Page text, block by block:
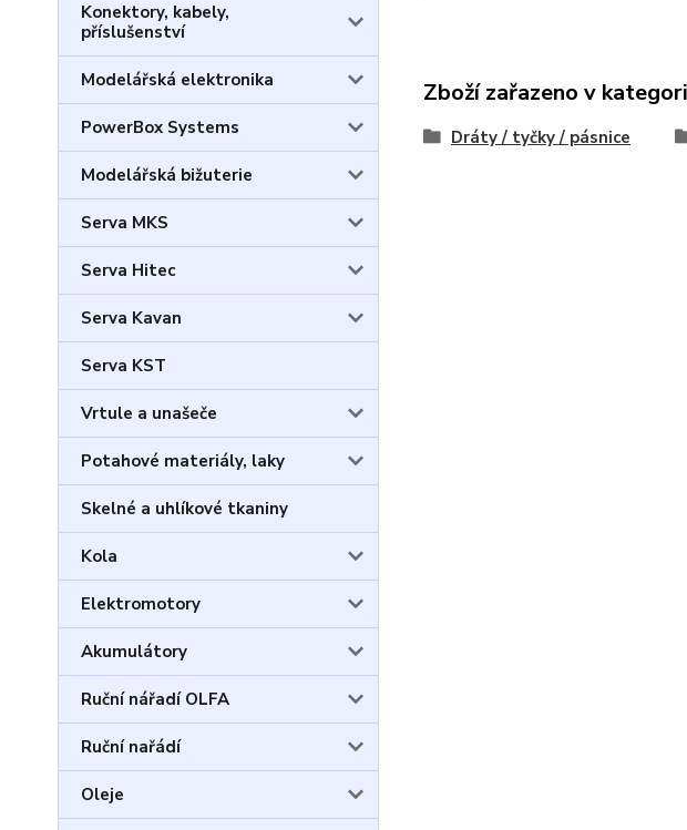
Konektory, kabely,
příslušenství
Modelářská elektronika
PowerBox Systems
Modelářská bižuterie
Serva MKS
Serva Hitec
Serva Kavan
Serva KST
Vrtule a unašeče
Potahové materiály, laky
Skelné a uhlíkové tkaniny
Kola
Elektromotory
Akumulátory
Ruční nářadí OLFA
Ruční nařádí
Oleje
Zboží zařazeno v
Dráty / tyčky / pásnice